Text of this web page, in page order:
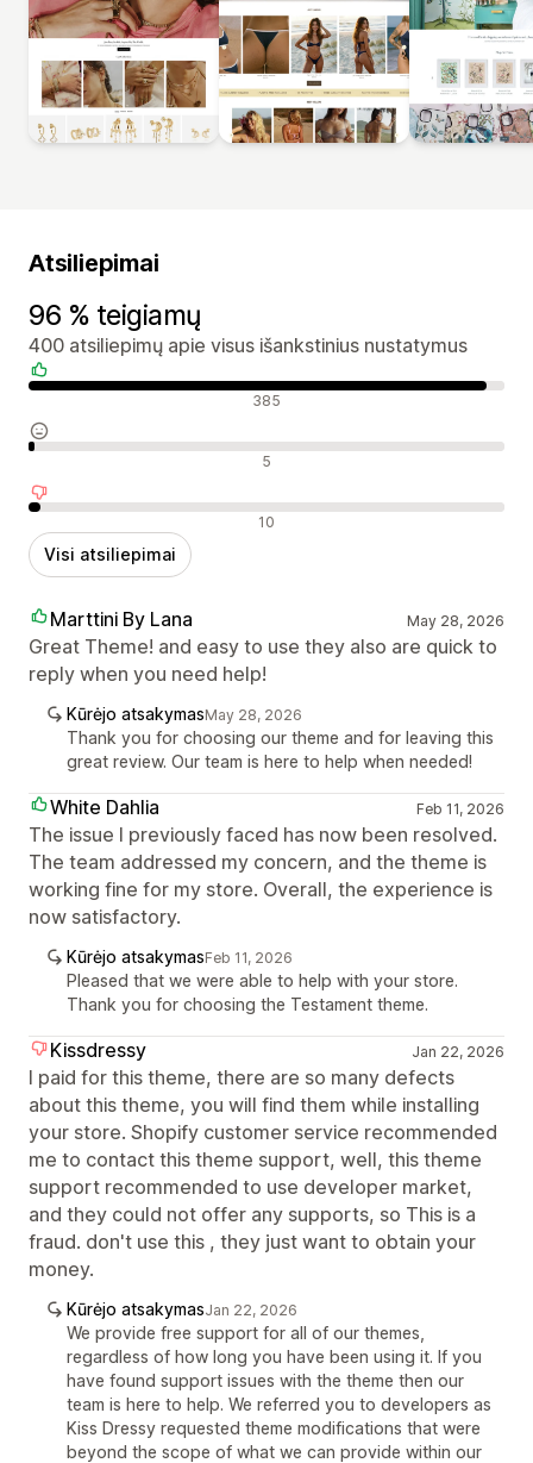
Atsiliepimai
96 % teigiamų
400 atsiliepimų apie visus išankstinius nustatymus
Teigiami atsiliepimai 385
Neutralūs atsiliepimai 5
Neigiami atsiliepimai 10
Visi atsiliepimai
Marttini By Lana May 28, 2026
Great Theme! and easy to use they also are quick to
reply when you need help!
Kūrėjo atsakymasMay 28, 2026
Thank you for choosing our theme and for leaving this
great review. Our team is here to help when needed!
White Dahlia Feb 11, 2026
The issue I previously faced has now been resolved.
The team addressed my concern, and the theme is
working fine for my store. Overall, the experience is
now satisfactory.
Kūrėjo atsakymasFeb 11, 2026
Pleased that we were able to help with your store.
Thank you for choosing the Testament theme.
Kissdressy Jan 22, 2026
I paid for this theme, there are so many defects
about this theme, you will find them while installing
your store. Shopify customer service recommended
me to contact this theme support, well, this theme
support recommended to use developer market,
and they could not offer any supports, so This is a
fraud. don't use this , they just want to obtain your
money.
Kūrėjo atsakymasJan 22, 2026
We provide free support for all of our themes,
regardless of how long you have been using it. If you
have found support issues with the theme then our
team is here to help. We referred you to developers as
Kiss Dressy requested theme modifications that were
beyond the scope of what we can provide within our